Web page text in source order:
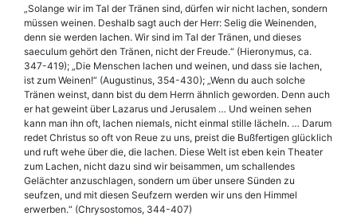
„Solange wir im Tal der Tränen sind, dürfen wir nicht lachen, sondern
müssen weinen. Deshalb sagt auch der Herr: Selig die Weinenden,
denn sie werden lachen. Wir sind im Tal der Tränen, und dieses
saeculum gehört den Tränen, nicht der Freude.“ (Hieronymus, ca.
347-419); „Die Menschen lachen und weinen, und dass sie lachen,
ist zum Weinen!“ (Augustinus, 354-430); „Wenn du auch solche
Tränen weinst, dann bist du dem Herrn ähnlich geworden. Denn auch
er hat geweint über Lazarus und Jerusalem … Und weinen sehen
kann man ihn oft, lachen niemals, nicht einmal stille lächeln. … Darum
redet Christus so oft von Reue zu uns, preist die Bußfertigen glücklich
und ruft wehe über die, die lachen. Diese Welt ist eben kein Theater
zum Lachen, nicht dazu sind wir beisammen, um schallendes
Gelächter anzuschlagen, sondern um über unsere Sünden zu
seufzen, und mit diesen Seufzern werden wir uns den Himmel
erwerben.“ (Chrysostomos, 344-407)